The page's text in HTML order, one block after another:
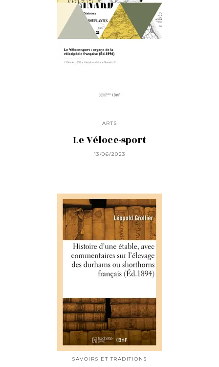
ARTS
Le Véloce-sport
13/06/2023
SAVOIRS ET TRADITIONS